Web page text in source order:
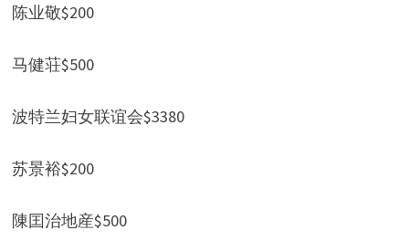
陈业敬$200
马健荘$500
波特兰妇女联谊会$3380
苏景裕$200
陳囯治地産$500